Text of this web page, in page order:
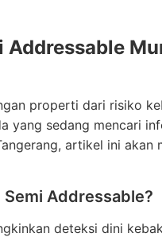
properti dari risiko
yang sedang mencari
artikel ini
Addressable?
deteksi dini